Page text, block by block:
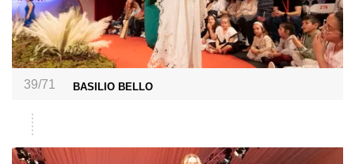
39/71 BASILIO BELLO